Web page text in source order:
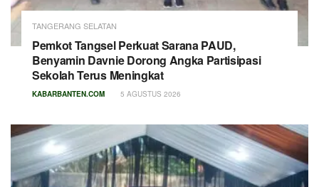
TANGERANG SELATAN
Pemkot Tangsel Perkuat Sarana PAUD,
Benyamin Davnie Dorong Angka Partisipasi
Sekolah Terus Meningkat
KABARBANTEN.COM 5 AGUSTUS 2026